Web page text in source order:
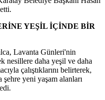
YEŞİL İÇİNDE BİR
Lavanta Günleri'nin
nesillere daha yeşil ve daha
çalıştıklarını belirterek,
şehre yeni yaşam alanları